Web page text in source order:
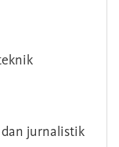
jurnalistik